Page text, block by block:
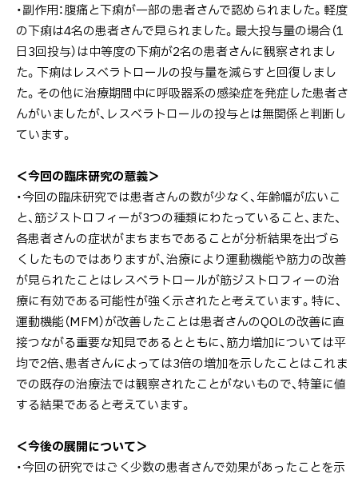
・副作用：腹痛と下痢が一部の患者さんで認められました。軽度
の下痢は4名の患者さんで見られました。最大投与量の場合（1
日3回投与）は中等度の下痢が2名の患者さんに観察されまし
た。下痢はレスベラトロールの投与量を減らすと回復しまし
た。その他に治療期間中に呼吸器系の感染症を発症した患者さ
んがいましたが、レスベラトロールの投与とは無関係と判断し
ています。
＜今回の臨床研究の意義＞
・今回の臨床研究では患者さんの数が少なく、年齢幅が広いこ
と、筋ジストロフィーが3つの種類にわたっていること、また、
各患者さんの症状がまちまちであることが分析結果を出づら
くしたものではありますが、治療により運動機能や筋力の改善
が見られたことはレスベラトロールが筋ジストロフィーの治
療に有効である可能性が強く示されたと考えています。特に、
運動機能（MFM）が改善したことは患者さんのQOLの改善に直
接つながる重要な知見であるとともに、筋力増加については平
均で2倍、患者さんによっては3倍の増加を示したことはこれま
での既存の治療法では観察されたことがないもので、特筆に値
する結果であると考えています。
＜今後の展開について＞
・今回の研究ではごく少数の患者さんで効果があったことを示